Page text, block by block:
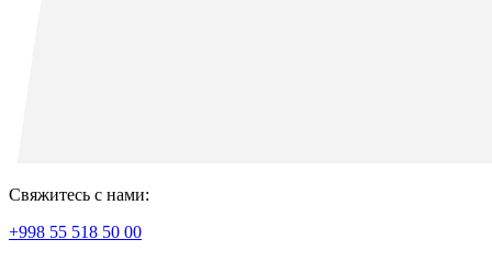
Свяжитесь с нами:
+998 55 518 50 00